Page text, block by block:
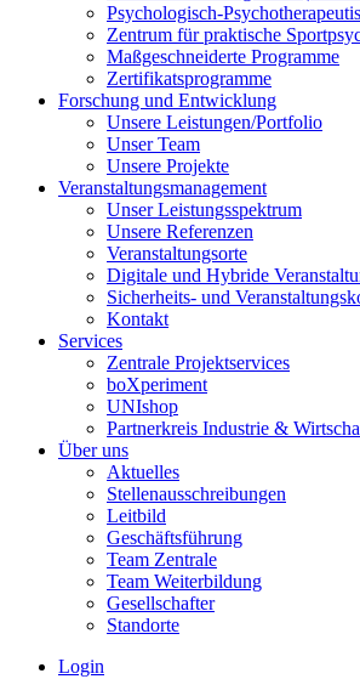
Psychologisch-
Zentrum für praktische
Maßgeschneiderte Programme
Zertifikatsprogramme
Forschung und Entwicklung
Unsere Leistungen/Portfolio
Unser Team
Unsere Projekte
Veranstaltungsmanagement
Unser Leistungsspektrum
Unsere Referenzen
Veranstaltungsorte
Digitale und Hybride
Sicherheits- und
Kontakt
Services
Zentrale Projektservices
boXperiment
UNIshop
Partnerkreis Industrie &
Über uns
Aktuelles
Stellenausschreibungen
Leitbild
Geschäftsführung
Team Zentrale
Team Weiterbildung
Gesellschafter
Standorte
Login